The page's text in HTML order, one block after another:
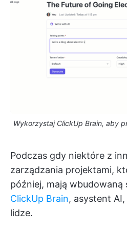
Wykorzystaj ClickUp Brain, aby
Podczas gdy niektóre z
zarządzania projektami,
później, mają
ClickUp Brain, asystent AI,
lidze.